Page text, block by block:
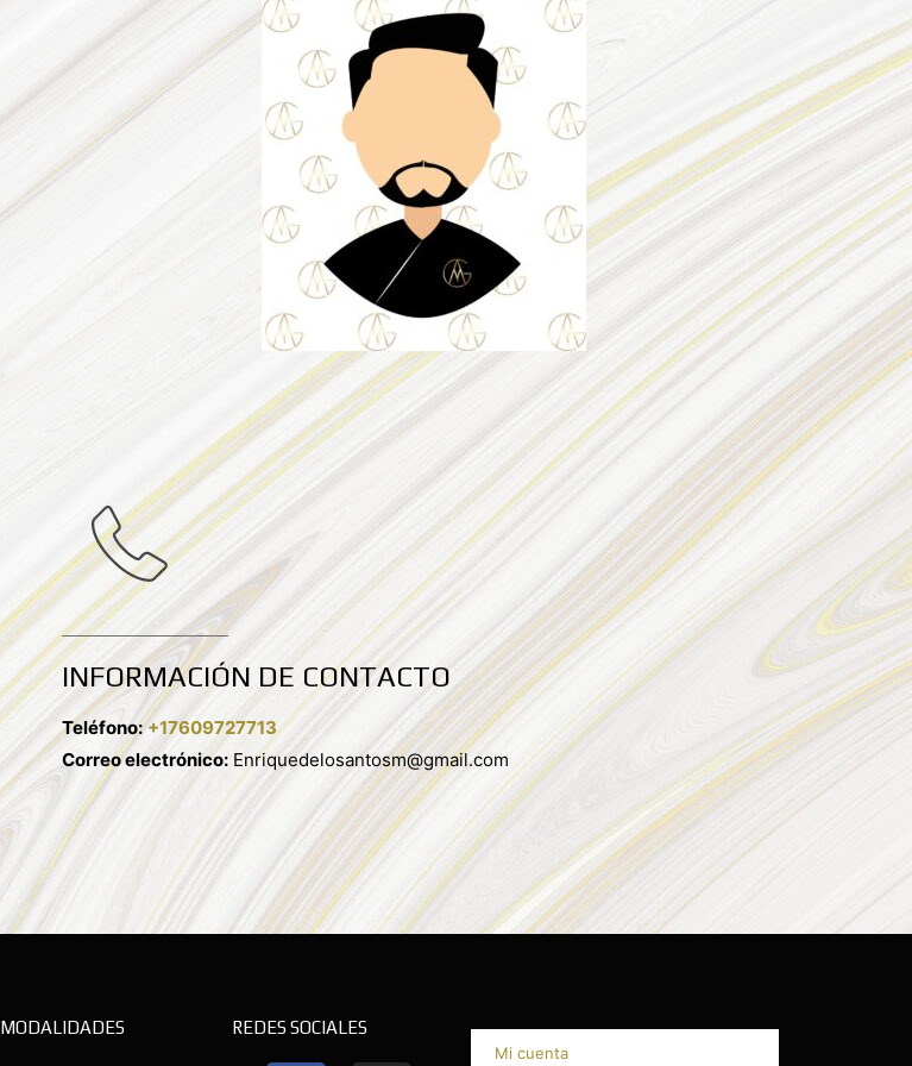
INFORMACIÓN DE CONTACTO
Teléfono: +17609727713
Correo electrónico:Enriquedelosantosm@gmail.com
MODALIDADES REDES SOCIALES
Mi cuenta